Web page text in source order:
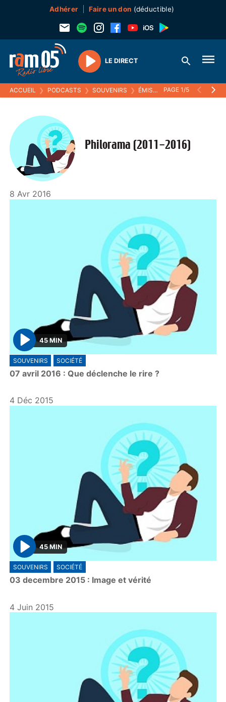
Adhérer Faire un don (déductible)
Play
LE DIRECT
ACCUEIL ❯ PODCASTS ❯ SOUVENIRS ❯ ÉMISSIONS (SOUVENIRS) ❯
PAGE 1/5
Philorama (2011-2016)
8 Avr 2016
P
l
a
45 MIN
SOUVENIRS SOCIÉTÉ
07 avril 2016 : Que déclenche le rire ?
4 Déc 2015
P
l
a
45 MIN
SOUVENIRS SOCIÉTÉ
03 decembre 2015 : Image et vérité
4 Juin 2015